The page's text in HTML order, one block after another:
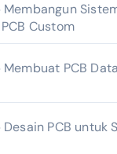
Membangun
Custom
PCB
PCB untuk